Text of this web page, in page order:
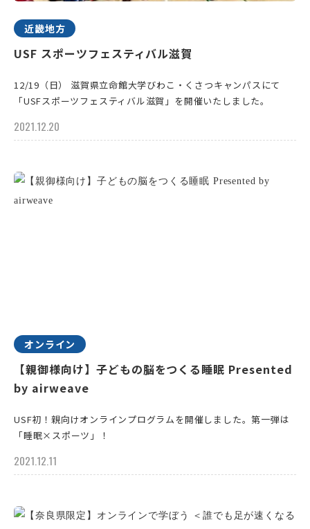
近畿地方
USF スポーツフェスティバル滋賀
12/19（日） 滋賀県立命館大学びわこ・くさつキャンパスにて
「USFスポーツフェスティバル滋賀」を開催いたしました。
2021.12.20
オンライン
【親御様向け】子どもの脳をつくる睡眠 Presented
by airweave
USF初！親向けオンラインプログラムを開催しました。第一弾は
「睡眠×スポーツ」！
2021.12.11